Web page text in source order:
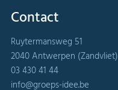
Contact
Ruytermansweg 51
2040 Antwerpen (Zandvliet)
03 430 41 44
info@groeps-idee.be